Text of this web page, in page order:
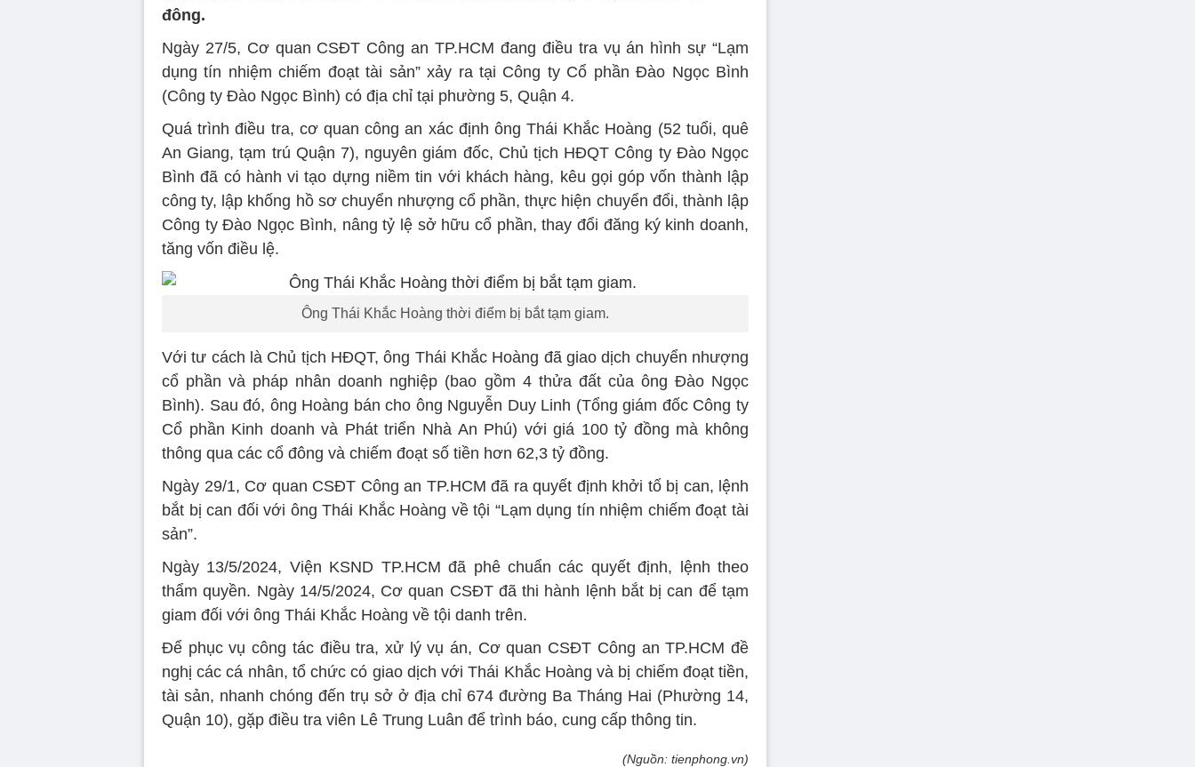
đông.
Ngày 27/5, Cơ quan CSĐT Công an TP.HCM đang điều tra vụ án hình sự “Lạm
dụng tín nhiệm chiếm đoạt tài sản” xảy ra tại Công ty Cổ phần Đào Ngọc Bình
(Công ty Đào Ngọc Bình) có địa chỉ tại phường 5, Quận 4.
Quá trình điều tra, cơ quan công an xác định ông Thái Khắc Hoàng (52 tuổi, quê
An Giang, tạm trú Quận 7), nguyên giám đốc, Chủ tịch HĐQT Công ty Đào Ngọc
Bình đã có hành vi tạo dựng niềm tin với khách hàng, kêu gọi góp vốn thành lập
công ty, lập khống hồ sơ chuyển nhượng cổ phần, thực hiện chuyển đổi, thành lập
Công ty Đào Ngọc Bình, nâng tỷ lệ sở hữu cổ phần, thay đổi đăng ký kinh doanh,
tăng vốn điều lệ.
Ông Thái Khắc Hoàng thời điểm bị bắt tạm giam.
Với tư cách là Chủ tịch HĐQT, ông Thái Khắc Hoàng đã giao dịch chuyển nhượng
cổ phần và pháp nhân doanh nghiệp (bao gồm 4 thửa đất của ông Đào Ngọc
Bình). Sau đó, ông Hoàng bán cho ông Nguyễn Duy Linh (Tổng giám đốc Công ty
Cổ phần Kinh doanh và Phát triển Nhà An Phú) với giá 100 tỷ đồng mà không
thông qua các cổ đông và chiếm đoạt số tiền hơn 62,3 tỷ đồng.
Ngày 29/1, Cơ quan CSĐT Công an TP.HCM đã ra quyết định khởi tố bị can, lệnh
bắt bị can đối với ông Thái Khắc Hoàng về tội “Lạm dụng tín nhiệm chiếm đoạt tài
sản”.
Ngày 13/5/2024, Viện KSND TP.HCM đã phê chuẩn các quyết định, lệnh theo
thẩm quyền. Ngày 14/5/2024, Cơ quan CSĐT đã thi hành lệnh bắt bị can để tạm
giam đối với ông Thái Khắc Hoàng về tội danh trên.
Để phục vụ công tác điều tra, xử lý vụ án, Cơ quan CSĐT Công an TP.HCM đề
nghị các cá nhân, tổ chức có giao dịch với Thái Khắc Hoàng và bị chiếm đoạt tiền,
tài sản, nhanh chóng đến trụ sở ở địa chỉ 674 đường Ba Tháng Hai (Phường 14,
Quận 10), gặp điều tra viên Lê Trung Luân để trình báo, cung cấp thông tin.
(Nguồn: tienphong.vn)